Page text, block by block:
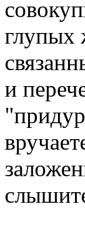
глупых
и